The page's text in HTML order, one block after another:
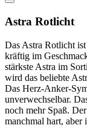
Astra Rotlicht
Das Astra Rotlicht
kräftig im
stärkste Astra im
wird das beliebte
Das Herz-Anker-
unverwechselbar.
noch mehr Spaß.
manchmal hart, aber